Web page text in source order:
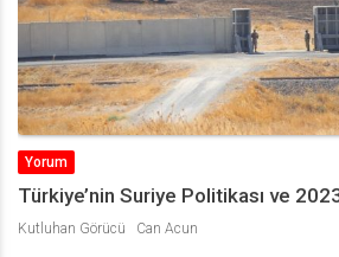
Yorum
Türkiye’nin Suriye Politikası ve
Kutluhan Görücü Can Acun